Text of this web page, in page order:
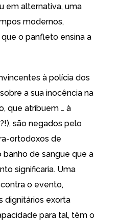
em alternativa, uma
modernos,
o panfleto ensina a
à polícia dos
a sua inocência na
que atribuem … à
são negados pelo
ortodoxos de
banho de sangue que a
significaria. Uma
o evento,
dignitários exorta
para tal, têm o